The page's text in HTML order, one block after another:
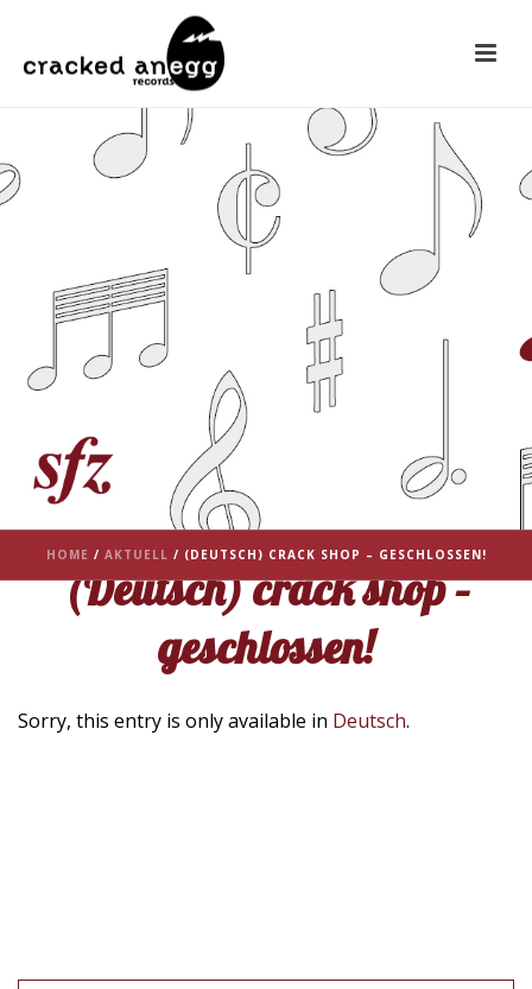
HOME / AKTUELL / (DEUTSCH) CRACK SHOP – GESCHLOSSEN!
(Deutsch) crack shop –
geschlossen!
Sorry, this entry is only available in Deutsch.